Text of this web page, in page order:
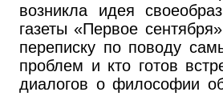
возникла идея
газеты «Первое
переписку по поводу
проблем и кто готов
диалогов о философии